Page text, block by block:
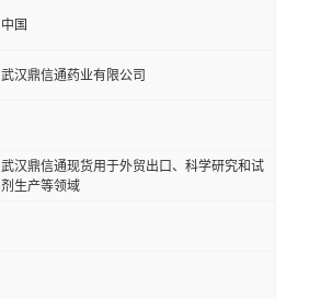
中国
武汉鼎信通药业有限公司
武汉鼎信通现货用于外贸出口、科学研究和试
剂生产等领域